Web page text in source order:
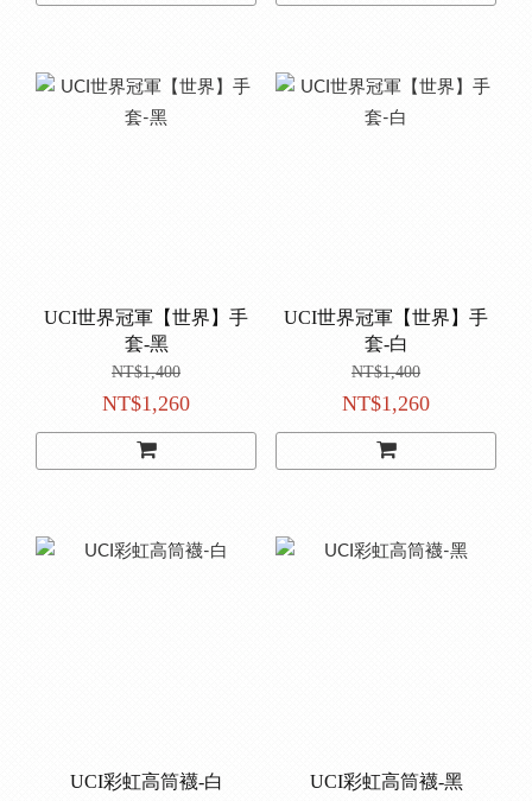
UCI世界冠軍【世界】手
套-黑
NT$1,400
NT$1,260
UCI世界冠軍【世界】手
套-白
NT$1,400
NT$1,260
UCI彩虹高筒襪-白 UCI彩虹高筒襪-黑